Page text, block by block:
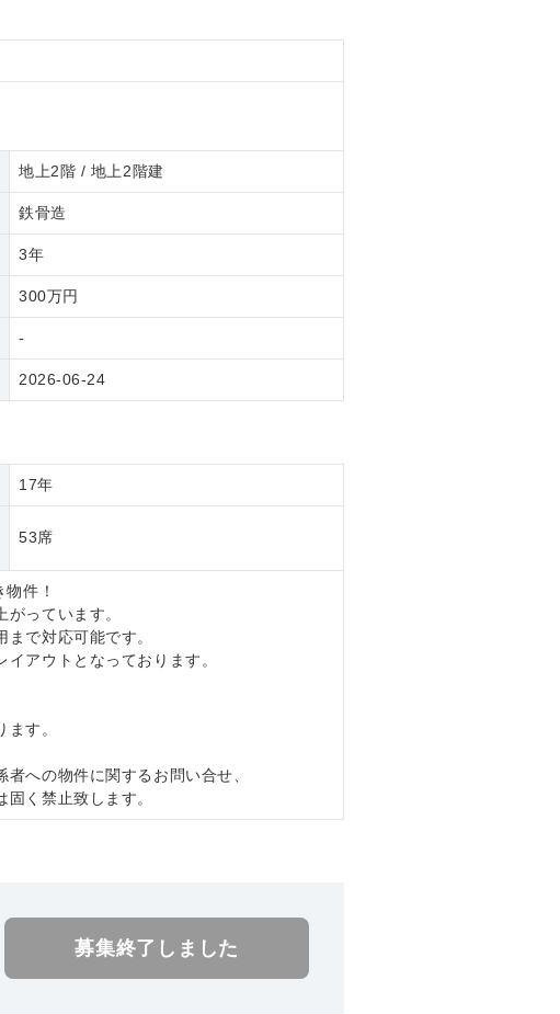
地上2階 / 地上2階建
鉄骨造
3年
300万円
-
2026-06-24
17年
53席
件！
っています。
で対応可能です。
アウトとなっております。
す。
への物件に関するお問い合せ、
く禁止致します。
募集終了しました